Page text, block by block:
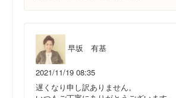
早坂 有基
2021/11/19 08:35
遅くなり申し訳ありません。